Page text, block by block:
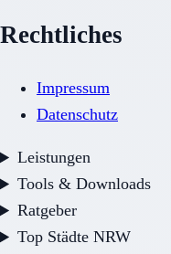
Rechtliches
Impressum
Datenschutz
Leistungen
Tools & Downloads
Ratgeber
Top Städte NRW